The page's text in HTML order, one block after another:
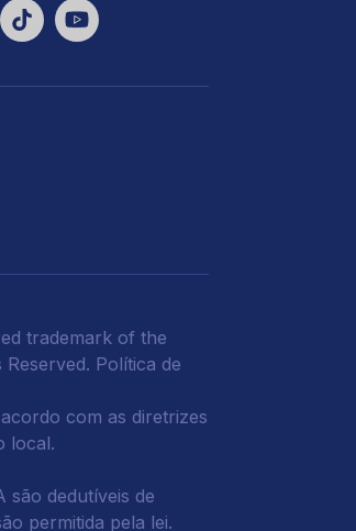
trademark of the
Reserved. Política de
com as diretrizes
local.
são dedutíveis de
permitida pela lei.